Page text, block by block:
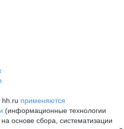
применяются
(информационные технологии
основе сбора, систематизации